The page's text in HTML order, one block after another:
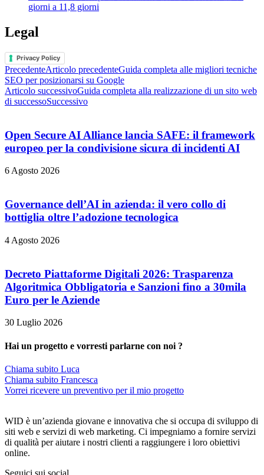
giorni a 11,8 giorni
Legal
Privacy Policy
PrecedenteArticolo precedenteGuida completa alle migliori tecniche
SEO per posizionarsi su Google
Articolo successivoGuida completa alla realizzazione di un sito web
di successoSuccessivo
Open Secure AI Alliance lancia SAFE: il framework
europeo per la condivisione sicura di incidenti AI
6 Agosto 2026
Governance dell’AI in azienda: il vero collo di
bottiglia oltre l’adozione tecnologica
4 Agosto 2026
Decreto Piattaforme Digitali 2026: Trasparenza
Algoritmica Obbligatoria e Sanzioni fino a 30mila
Euro per le Aziende
30 Luglio 2026
Hai un progetto e vorresti parlarne con noi ?
Chiama subito Luca
Chiama subito Francesca
Vorrei ricevere un preventivo per il mio progetto
WID è un’azienda giovane e innovativa che si occupa di sviluppo di
siti web e servizi di web marketing. Ci impegniamo a fornire servizi
di qualità per aiutare i nostri clienti a raggiungere i loro obiettivi
online.
Seguici sui social